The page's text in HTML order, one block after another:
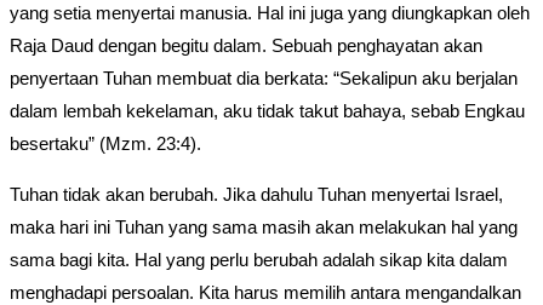
yang setia menyertai manusia. Hal ini juga yang diungkapkan oleh
Raja Daud dengan begitu dalam. Sebuah penghayatan akan
penyertaan Tuhan membuat dia berkata: “Sekalipun aku berjalan
dalam lembah kekelaman, aku tidak takut bahaya, sebab Engkau
besertaku” (Mzm. 23:4).
Tuhan tidak akan berubah. Jika dahulu Tuhan menyertai Israel,
maka hari ini Tuhan yang sama masih akan melakukan hal yang
sama bagi kita. Hal yang perlu berubah adalah sikap kita dalam
menghadapi persoalan. Kita harus memilih antara mengandalkan